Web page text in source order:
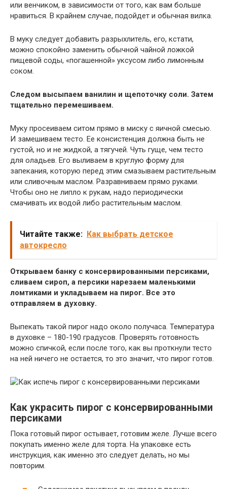
или венчиком, в зависимости от того, как вам больше
нравиться. В крайнем случае, подойдет и обычная вилка.
В муку следует добавить разрыхлитель, его, кстати,
можно спокойно заменить обычной чайной ложкой
пищевой соды, «погашенной» уксусом либо лимонным
соком.
Следом высыпаем ванилин и щепоточку соли. Затем
тщательно перемешиваем.
Муку просеиваем ситом прямо в миску с яичной смесью.
И замешиваем тесто. Ее консистенция должна быть не
густой, но и не жидкой, а тягучей. Чуть гуще, чем тесто
для оладьев. Его выливаем в круглую форму для
запекания, которую перед этим смазываем растительным
или сливочным маслом. Разравниваем прямо руками.
Чтобы оно не липло к рукам, надо периодически
смачивать их водой либо растительным маслом.
Читайте также: Как выбрать детское
автокресло
Открываем банку с консервированными персиками,
сливаем сироп, а персики нарезаем маленькими
ломтиками и укладываем на пирог. Все это
отправляем в духовку.
Выпекать такой пирог надо около получаса. Температура
в духовке – 180-190 градусов. Проверять готовность
можно спичкой, если после того, как вы проткнули тесто
на ней ничего не остается, то это значит, что пирог готов.
Как украсить пирог с консервированными
персиками
Пока готовый пирог остывает, готовим желе. Лучше всего
покупать именно желе для торта. На упаковке есть
инструкция, как именно это следует делать, но мы
повторим.